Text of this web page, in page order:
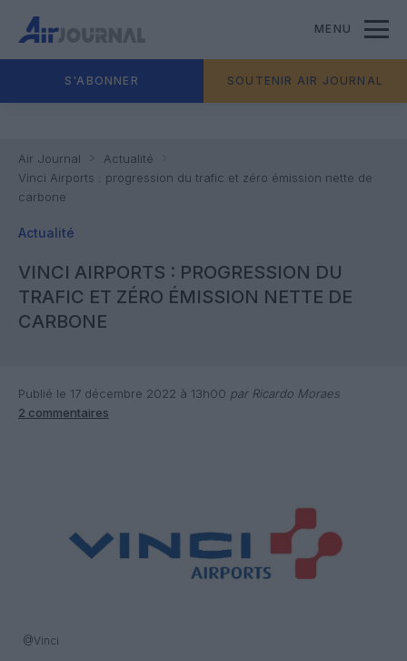
MENU
S'ABONNER SOUTENIR AIR JOURNAL
Air Journal
Actualité
Vinci Airports : progression du trafic et zéro émission nette de
carbone
Actualité
VINCI AIRPORTS : PROGRESSION DU
TRAFIC ET ZÉRO ÉMISSION NETTE DE
CARBONE
Publié le 17 décembre 2022 à 13h00 par Ricardo Moraes
2 commentaires
@Vinci